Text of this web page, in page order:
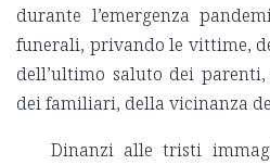
durante l’emergenza
funerali, privando le vittime,
dell’ultimo saluto dei
dei familiari, della vicinanza
Dinanzi alle tristi